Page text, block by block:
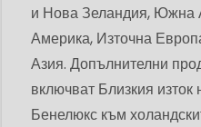
и Нова Зеландия, Южна
Америка, Източна
Азия. Допълнителни
включват Близкия
Бенелюкс към